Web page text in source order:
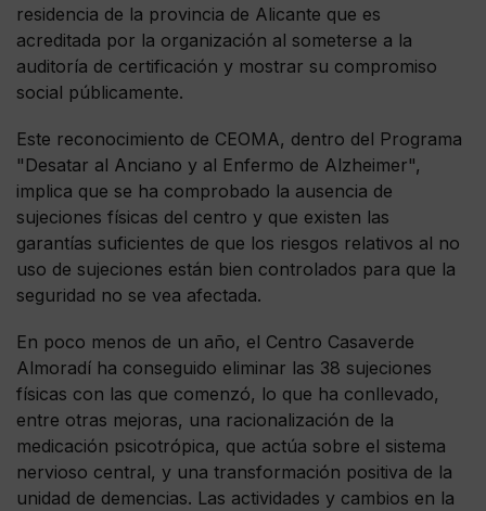
residencia de la provincia de Alicante que es
acreditada por la organización al someterse a la
auditoría de certificación y mostrar su compromiso
social públicamente.
Este reconocimiento de CEOMA, dentro del Programa
"Desatar al Anciano y al Enfermo de Alzheimer",
implica que se ha comprobado la ausencia de
sujeciones físicas del centro y que existen las
garantías suficientes de que los riesgos relativos al no
uso de sujeciones están bien controlados para que la
seguridad no se vea afectada.
En poco menos de un año, el Centro Casaverde
Almoradí ha conseguido eliminar las 38 sujeciones
físicas con las que comenzó, lo que ha conllevado,
entre otras mejoras, una racionalización de la
medicación psicotrópica, que actúa sobre el sistema
nervioso central, y una transformación positiva de la
unidad de demencias. Las actividades y cambios en la